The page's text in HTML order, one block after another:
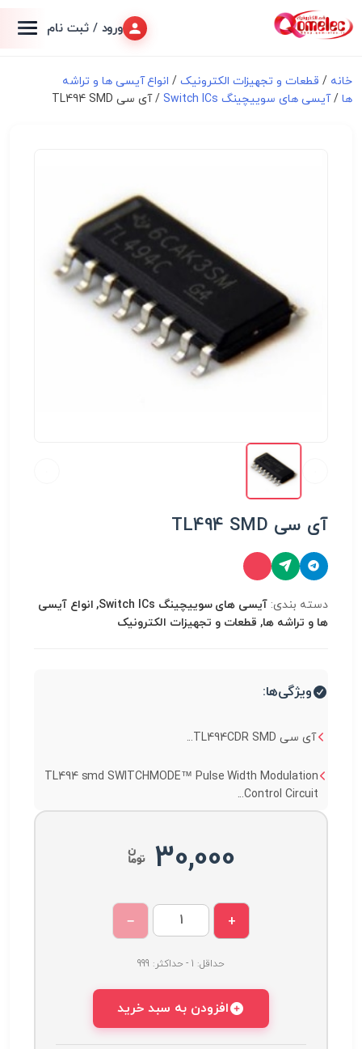
ورود / ثبت نام
خانه / قطعات و تجهیزات الکترونیک/ انواع آیسی ها و تراشه
ها /آیسی های سوییچینگ Switch ICs / آی سی TL494 SMD
آی سی TL494 SMD
دسته بندی:
آیسی های سوییچینگ Switch ICs, انواع آیسی
ها و تراشه ها, قطعات و تجهیزات الکترونیک
ویژگی‌ها:
آی سی TL494CDR SMD...
TL494 smd SWITCHMODE™ Pulse Width Modulation
Control Circuit...
30,000
+
−
حداقل: 1 - حداکثر: 999
افزودن به سبد خرید